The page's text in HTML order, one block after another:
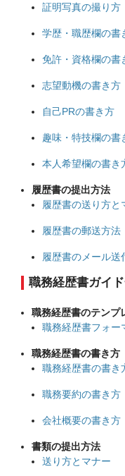
証明写真の撮り方
学歴・職歴欄の書
免許・資格欄の書
志望動機の書き方
自己PRの書き方
趣味・特技欄の書
本人希望欄の書き
履歴書の提出方法
履歴書の送り方と
履歴書の郵送方法
履歴書のメール送
職務経歴書ガイ
職務経歴書のテンプ
職務経歴書フォー
職務経歴書の書き方
職務経歴書の書き
職務要約の書き方
会社概要の書き方
書類の提出方法
送り方とマナー